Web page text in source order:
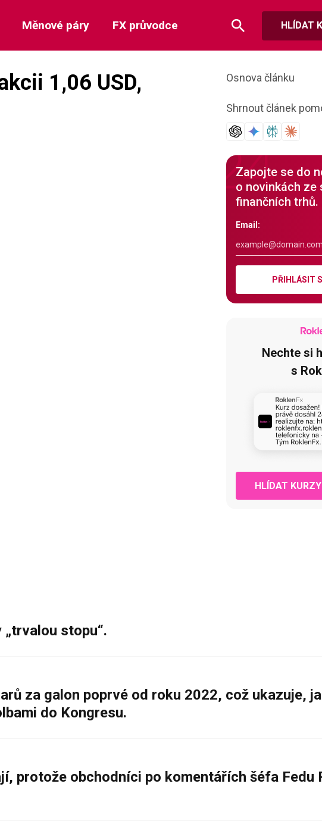
HLÍDAT
Měnové páry FX průvodce
1,06 USD,
Osnova článku
Shrnout článek
Zapojte se do
o novinkách ze
finančních trhů.
Email:
PŘIHLÁSIT
Nechte si
s
HLÍDAT
stopu“.
za galon poprvé od roku 2022, což ukazuje,
do Kongresu.
protože obchodníci po komentářích šéfa Fedu